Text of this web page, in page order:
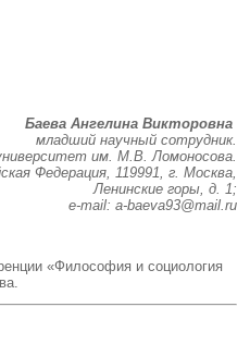
Баева Ангелина Викторовна
младший научный сотрудник.
им. М.В. Ломоносова.
Федерация, 119991, г. Москва,
Ленинские горы, д. 1;
e-mail: a-baeva93@mail.ru
«Философия и социология